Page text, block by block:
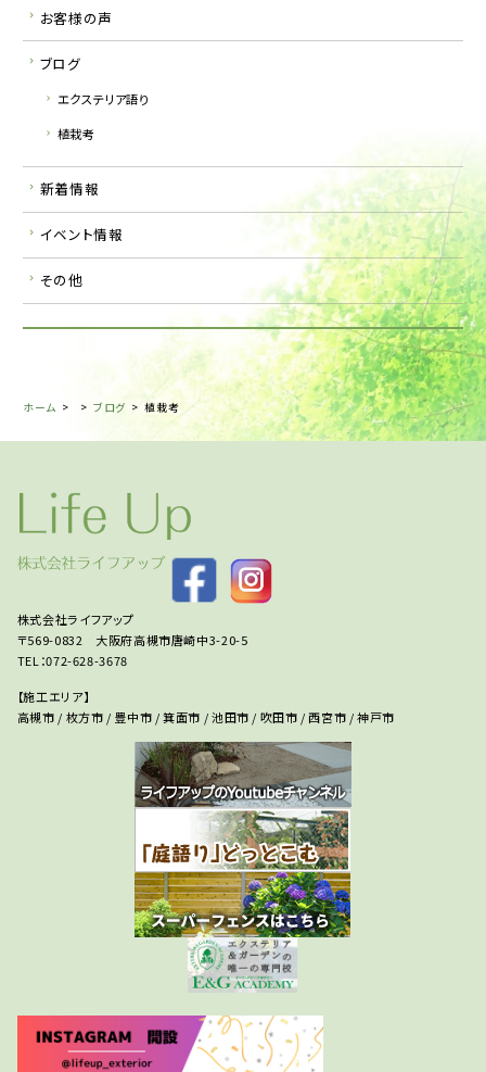
お客様の声
ブログ
エクステリア語り
植栽考
新着情報
イベント情報
その他
ホーム > >ブログ >植栽考
株式会社ライフアップ
〒569-0832 大阪府高槻市唐崎中3-20-5
TEL：072-628-3678
【施工エリア】
高槻市 / 枚方市 / 豊中市 / 箕面市 / 池田市 / 吹田市 / 西宮市 / 神戸市